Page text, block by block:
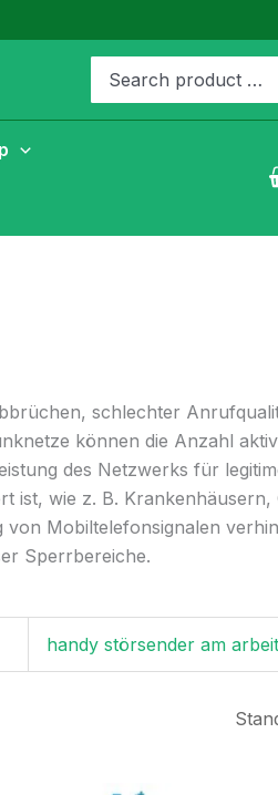
for:
schlechter
können die Anzahl
des Netzwerks für
ist, wie z. B. Krankenhäusern,
Mobiltelefonsignalen
Sperrbereiche.
handy störsender am